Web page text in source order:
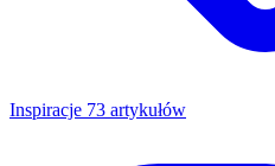
Inspiracje 73 artykułów